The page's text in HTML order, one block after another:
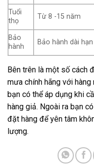
Tuổi
thọ
Từ 8 -15 năm
Bảo
hành
Bảo hành dài
Bên trên là một số cách
mưa chính hãng với
bạn có thể áp dụng khi
hàng giả. Ngoài ra bạn
đặt hàng để yên tâm
lượng.